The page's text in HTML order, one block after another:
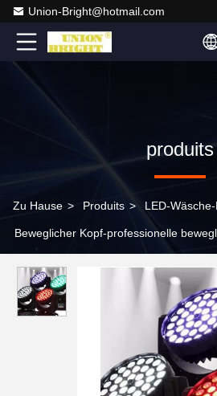
Union-Bright@hotmail.com
produits
Zu Hause > Produits > LED-
Beweglicher Kopf-professionelle